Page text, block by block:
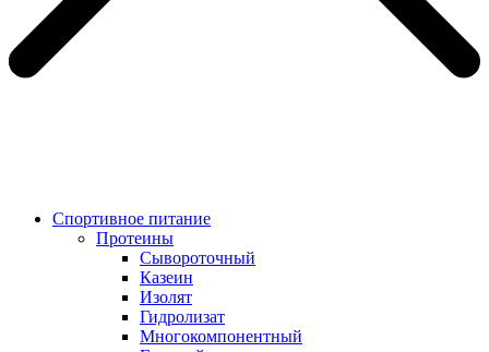
Спортивное питание
Протеины
Сывороточный
Казеин
Изолят
Гидролизат
Многокомпонентный